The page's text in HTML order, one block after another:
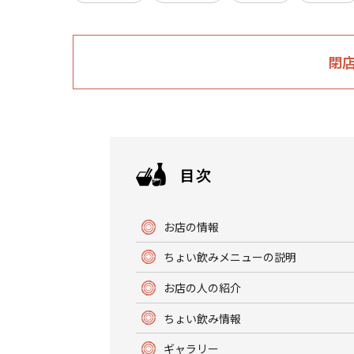
閉
お店の情報
ちょい飲みメニューの説明
お店の人の紹介
ちょい飲み情報
ギャラリー